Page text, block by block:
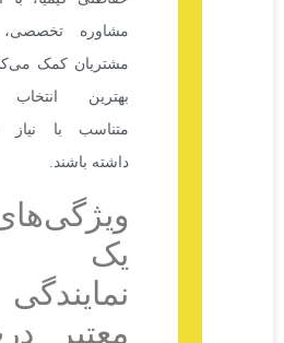
مشاوره تخصصی، به
مشتریان کمک می‌کند تا
بهترین انتخاب را
متناسب با نیاز خود
ویژگی‌های
معتبر درب